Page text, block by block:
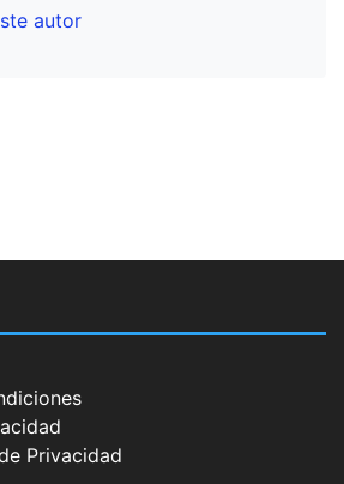
autor
Privacidad